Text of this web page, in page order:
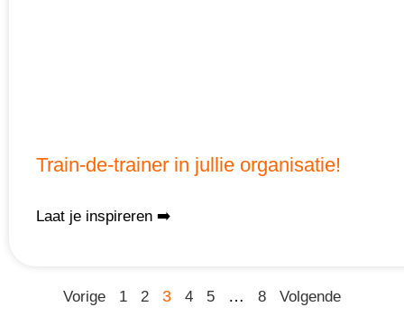
Train-de-trainer in jullie organisatie!
Laat je inspireren ➡️
Vorige 1 2 3 4 5 … 8 Volgende